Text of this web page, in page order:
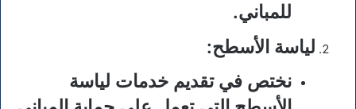
للمباني.
لياسة الأسطح:
نختص في تقديم خدمات لياسة